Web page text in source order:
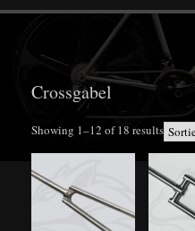
Crossgabel
Showing 1–12 of 18 resultsSorted
by
low
to
high